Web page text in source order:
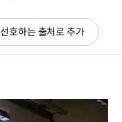
선호하는 출처로 추가(새
창